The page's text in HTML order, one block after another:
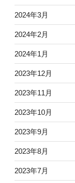
2024年3月
2024年2月
2024年1月
2023年12月
2023年11月
2023年10月
2023年9月
2023年8月
2023年7月